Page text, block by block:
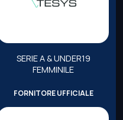
SERIE A & UNDER19
FEMMINILE
FORNITORE UFFICIALE